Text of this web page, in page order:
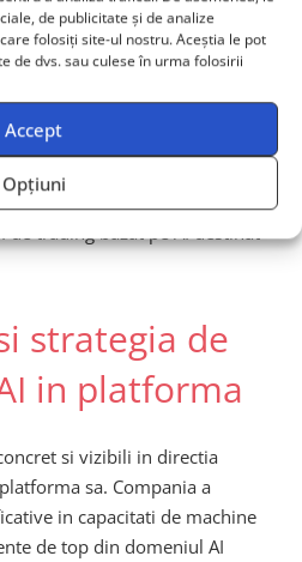
de publicitate și de analize
folosiți site-ul nostru. Aceștia le pot
de dvs. sau culese în urma folosirii
Accept
Opțiuni
Intr-un scenariu
sa compromita agentii
investitori de retail ar putea
specifice in interes
adversariale si securizarea
deci componente
de trading bazat pe AI destinat
strategia de
in platforma
si vizibili in directia
sa. Compania a
in capacitati de machine
de top din domeniul AI